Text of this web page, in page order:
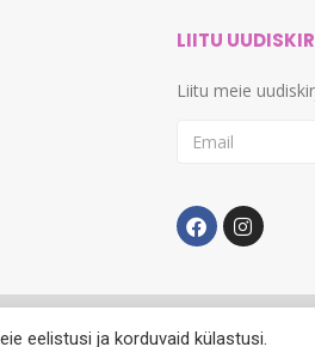
LIITU
Liitu meie
VeebimeisterDignicy
eelistusi ja korduvaid külastusi.